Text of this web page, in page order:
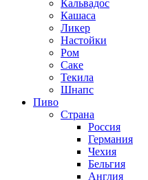
Кальвадос
Кашаса
Ликер
Настойки
Ром
Саке
Текила
Шнапс
Пиво
Страна
Россия
Германия
Чехия
Бельгия
Англия